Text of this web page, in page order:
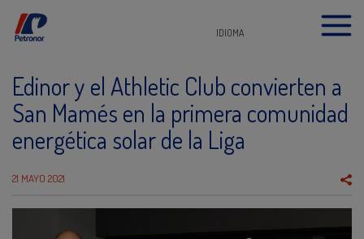
IDIOMA
Edinor y el Athletic Club convierten a
San Mamés en la primera comunidad
energética solar de la Liga
21 MAYO 2021